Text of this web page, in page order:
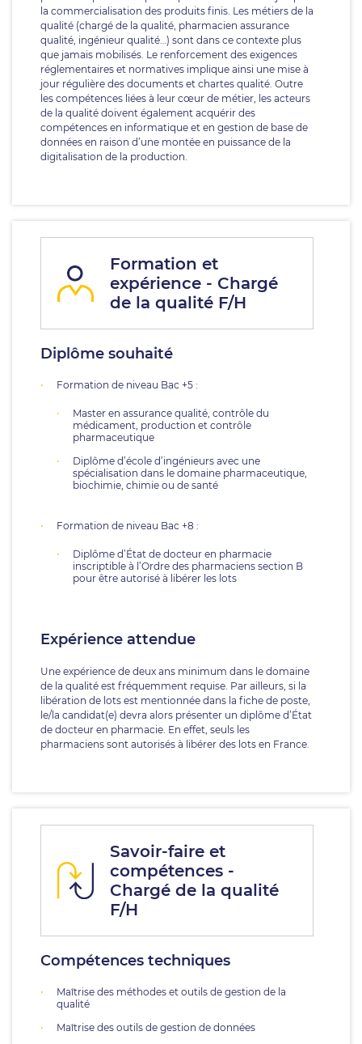
la commercialisation des produits finis. Les métiers de la
qualité (chargé de la qualité, pharmacien assurance
qualité, ingénieur qualité…) sont dans ce contexte plus
que jamais mobilisés. Le renforcement des exigences
réglementaires et normatives implique ainsi une mise à
jour régulière des documents et chartes qualité. Outre
les compétences liées à leur cœur de métier, les acteurs
de la qualité doivent également acquérir des
compétences en informatique et en gestion de base de
données en raison d’une montée en puissance de la
digitalisation de la production.
Formation et
expérience - Chargé
de la qualité F/H
Diplôme souhaité
Formation de niveau Bac +5 :
Master en assurance qualité, contrôle du
médicament, production et contrôle
pharmaceutique
Diplôme d’école d’ingénieurs avec une
spécialisation dans le domaine pharmaceutique,
biochimie, chimie ou de santé
Formation de niveau Bac +8 :
Diplôme d’État de docteur en pharmacie
inscriptible à l’Ordre des pharmaciens section B
pour être autorisé à libérer les lots
Expérience attendue
Une expérience de deux ans minimum dans le domaine
de la qualité est fréquemment requise. Par ailleurs, si la
libération de lots est mentionnée dans la fiche de poste,
le/la candidat(e) devra alors présenter un diplôme d’État
de docteur en pharmacie. En effet, seuls les
pharmaciens sont autorisés à libérer des lots en France.
Savoir-faire et
compétences -
Chargé de la qualité
F/H
Compétences techniques
Maîtrise des méthodes et outils de gestion de la
qualité
Maîtrise des outils de gestion de données